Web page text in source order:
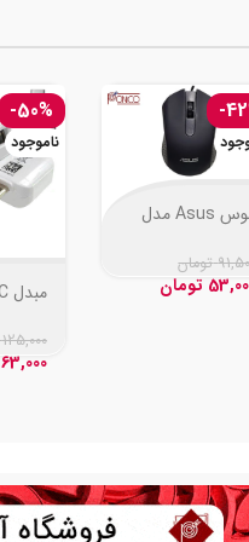
-
موس Asus مدل
تومان
تومان
-50%
ناموجود
مبدل OTG USB-C
125,000
63,000